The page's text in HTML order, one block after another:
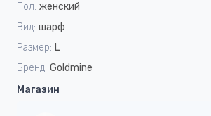
Пол: женский
Вид: шарф
Размер: L
Бренд: Goldmine
Магазин